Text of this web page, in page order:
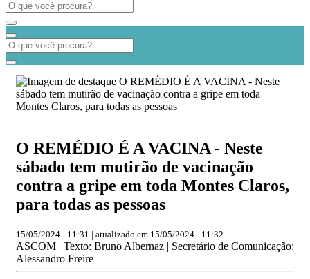
O REMÉDIO É A VACINA - Neste
sábado tem mutirão de vacinação
contra a gripe em toda Montes Claros,
para todas as pessoas
15/05/2024 - 11:31 | atualizado em 15/05/2024 - 11:32
ASCOM | Texto: Bruno Albernaz | Secretário de Comunicação:
Alessandro Freire